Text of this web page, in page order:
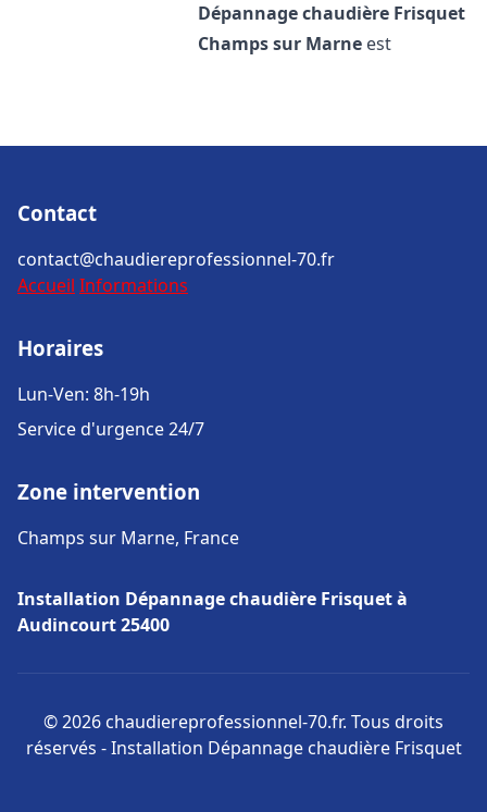
Dépannage chaudière Frisquet
Champs sur Marne est
Contact
contact@chaudiereprofessionnel-70.fr
Accueil Informations
Horaires
Lun-Ven: 8h-19h
Service d'urgence 24/7
Zone intervention
Champs sur Marne, France
Installation Dépannage chaudière Frisquet à
Audincourt 25400
© 2026 chaudiereprofessionnel-70.fr. Tous droits
réservés - Installation Dépannage chaudière Frisquet